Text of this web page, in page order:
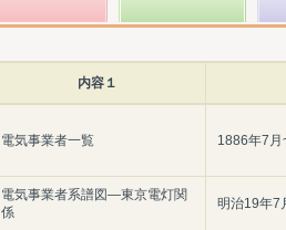
内容１
電気事業者一覧 1886年7
電気事業者系譜図―東京電灯関
係
明治19年7